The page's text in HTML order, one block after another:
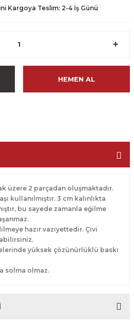
Kargoya Teslim: 2-4 İş Günü
HEMEN AL
üzere 2 parçadan oluşmaktadır.
kullanılmıştır. 3 cm kalınlıkta
bu sayede zamanla eğilme
hazır vaziyettedir. Çivi
yüksek çözünürlüklü baskı
solma olmaz.